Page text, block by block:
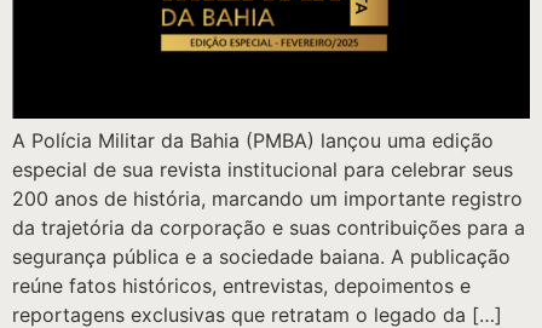
A Polícia Militar da Bahia (PMBA) lançou uma edição
especial de sua revista institucional para celebrar seus
200 anos de história, marcando um importante registro
da trajetória da corporação e suas contribuições para a
segurança pública e a sociedade baiana. A publicação
reúne fatos históricos, entrevistas, depoimentos e
reportagens exclusivas que retratam o legado da […]